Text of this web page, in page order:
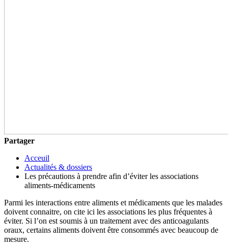
Partager
Acceuil
Actualités & dossiers
Les précautions à prendre afin d’éviter les associations
aliments-médicaments
Parmi les interactions entre aliments et médicaments que les malades
doivent connaitre, on cite ici les associations les plus fréquentes à
éviter. Si l’on est soumis à un traitement avec des anticoagulants
oraux, certains aliments doivent être consommés avec beaucoup de
mesure.